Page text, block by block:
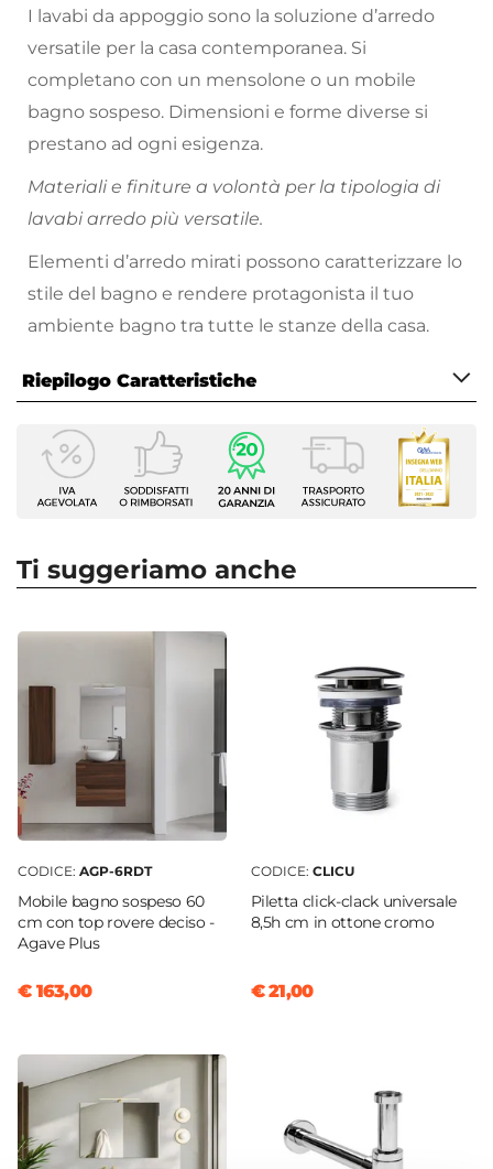
I lavabi da appoggio sono la soluzione d’arredo
versatile per la casa contemporanea. Si
completano con un mensolone o un mobile
bagno sospeso. Dimensioni e forme diverse si
prestano ad ogni esigenza.
Materiali e finiture a volontà per la tipologia di
lavabi arredo più versatile.
Elementi d’arredo mirati possono caratterizzare lo
stile del bagno e rendere protagonista il tuo
ambiente bagno tra tutte le stanze della casa.
Riepilogo Caratteristiche
Caratteristiche
Larghezza
49 cm
Altezza
Colore Specifico
Bianco opaco
Materiale
Ceramica
Installazione
Altezza Vasca
10 cm
Dimensioni Interne Vasca
Caratteristiche
Foro Miscelatore
Senza foro
Foro Troppopieno
No
Ti suggeriamo anche
CODICE: AGP-6RDT
Mobile bagno sospeso 60
cm con top rovere deciso -
Agave Plus
€ 163,00
CODICE: CLICU
Piletta click-clack universale
8,5h cm in ottone cromo
€ 21,00